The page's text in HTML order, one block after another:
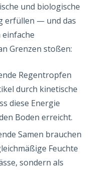
und biologische
erfüllen — und das
Grenzen stoßen:
Regentropfen
durch kinetische
diese Energie
Boden erreicht.
Samen brauchen
Feuchte
sondern als